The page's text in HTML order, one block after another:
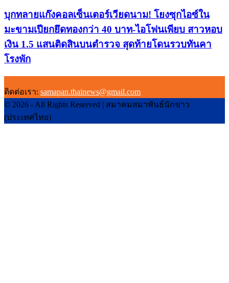
บุกทลายแก๊งคอลเซ็นเตอร์เวียดนาม! โยงซุกไอซ์ใน
มะขามเปียกยึดทองกว่า 40 บาท-ไอโฟนเพียบ สาวหอบ
เงิน 1.5 แสนติดสินบนตำรวจ สุดท้ายโดนรวบทันคา
โรงพัก
ติดต่อเรา: samapan.thainews@gmail.com
© 2026 - All Rights Reserved | สมาคมสมาพันธ์นักข่าว
(ประเทศไทย)